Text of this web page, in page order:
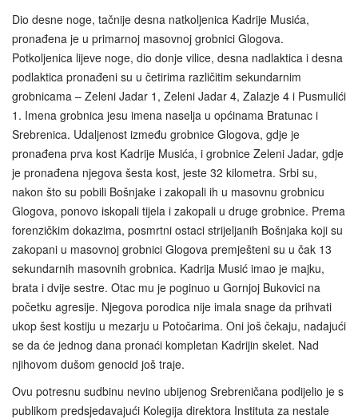
Dio desne noge, tačnije desna natkoljenica Kadrije Musića,
pronađena je u primarnoj masovnoj grobnici Glogova.
Potkoljenica lijeve noge, dio donje vilice, desna nadlaktica i desna
podlaktica pronađeni su u četirima različitim sekundarnim
grobnicama – Zeleni Jadar 1, Zeleni Jadar 4, Zalazje 4 i Pusmulići
1. Imena grobnica jesu imena naselja u općinama Bratunac i
Srebrenica. Udaljenost između grobnice Glogova, gdje je
pronađena prva kost Kadrije Musića, i grobnice Zeleni Jadar, gdje
je pronađena njegova šesta kost, jeste 32 kilometra. Srbi su,
nakon što su pobili Bošnjake i zakopali ih u masovnu grobnicu
Glogova, ponovo iskopali tijela i zakopali u druge grobnice. Prema
forenzičkim dokazima, posmrtni ostaci strijeljanih Bošnjaka koji su
zakopani u masovnoj grobnici Glogova premješteni su u čak 13
sekundarnih masovnih grobnica. Kadrija Musić imao je majku,
brata i dvije sestre. Otac mu je poginuo u Gornjoj Bukovici na
početku agresije. Njegova porodica nije imala snage da prihvati
ukop šest kostiju u mezarju u Potočarima. Oni još čekaju, nadajući
se da će jednog dana pronaći kompletan Kadrijin skelet. Nad
njihovom dušom genocid još traje.
Ovu potresnu sudbinu nevino ubijenog Srebreničana podijelio je s
publikom predsjedavajući Kolegija direktora Instituta za nestale